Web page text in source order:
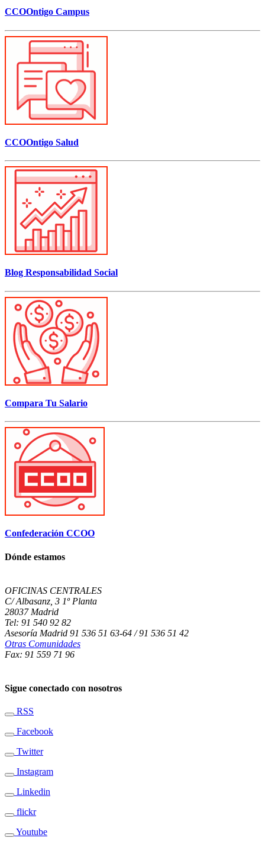
CCOOntigo Campus
CCOOntigo Salud
Blog Responsabilidad Social
Compara Tu Salario
Confederación CCOO
Dónde estamos
OFICINAS CENTRALES
C/ Albasanz, 3 1º Planta
28037 Madrid
Tel: 91 540 92 82
Asesoría Madrid 91 536 51 63-64 / 91 536 51 42
Otras Comunidades
Fax: 91 559 71 96
Sigue conectado con nosotros
RSS
Facebook
Twitter
Instagram
Linkedin
flickr
Youtube